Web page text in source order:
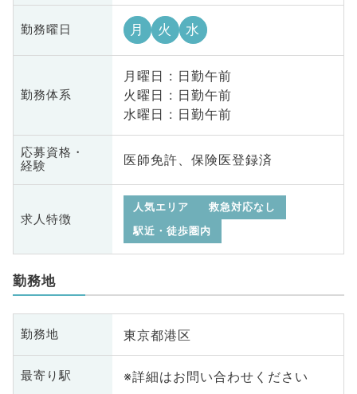
勤務曜日 月 火 水
勤務体系
月曜日 : 日勤午前
火曜日 : 日勤午前
水曜日 : 日勤午前
応募資格・
経験
医師免許、保険医登録済
求人特徴
人気エリア
救急対応なし
駅近・徒歩圏内
勤務地
勤務地 東京都港区
最寄り駅 ※詳細はお問い合わせください